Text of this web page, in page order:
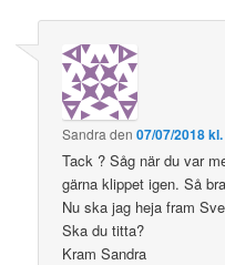
Sandra den07/07/2018
Tack ? Såg när du var
gärna klippet igen. Så
Nu ska jag heja fram
Ska du titta?
Kram Sandra